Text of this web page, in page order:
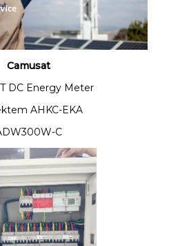
Camusat
DC Energy Meter
AHKC-EKA
C